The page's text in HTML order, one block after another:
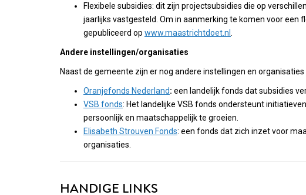
Flexibele subsidies: dit zijn projectsubsidies die op
jaarlijks vastgesteld. Om in aanmerking te komen voor een
gepubliceerd op www.maastrichtdoet.nl
Andere instellingen/organisaties
Naast de gemeente zijn er nog andere instellingen en
Oranjefonds Nederland: een landelijk fonds dat subsidies
VSB fonds: Het landelijke VSB fonds ondersteunt
persoonlijk en maatschappelijk te groeien.
Elisabeth Strouven Fonds: een fonds dat zich inzet voor
organisaties.
HANDIGE LINKS